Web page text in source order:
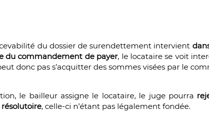
du dossier de surendettement intervient
du commandement de payer, le locataire se voit
donc pas s’acquitter des sommes visées par le
le bailleur assigne le locataire, le juge pourra
résolutoire, celle-ci n’étant pas légalement fondée.